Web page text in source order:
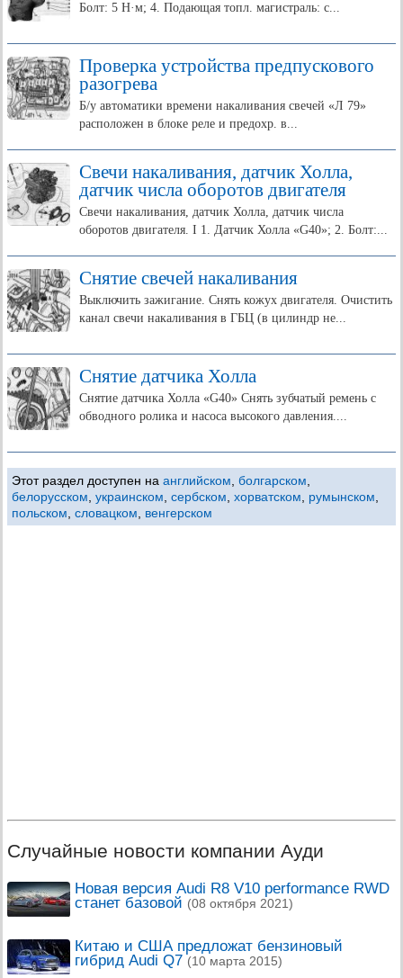
Болт: 5 Н·м; 4. Подающая топл. магистраль: с...
Проверка устройства предпускового
разогрева
Б/у автоматики времени накаливания свечей «Л 79»
расположен в блоке реле и предохр. в...
Свечи накаливания, датчик Холла,
датчик числа оборотов двигателя
Свечи накаливания, датчик Холла, датчик числа
оборотов двигателя. I 1. Датчик Холла «G40»; 2. Болт:...
Снятие свечей накаливания
Выключить зажигание. Снять кожух двигателя. Очистить
канал свечи накаливания в ГБЦ (в цилиндр не...
Снятие датчика Холла
Снятие датчика Холла «G40» Снять зубчатый ремень с
обводного ролика и насоса высокого давления....
Этот раздел доступен на английском болгарском
белорусском украинском сербском хорватском румынском
польском словацком венгерском
Случайные новости компании Ауди
Новая версия Audi R8 V10 performance RWD
станет базовой (08 октября 2021)
Китаю и США предложат бензиновый
гибрид Audi Q7(10 марта 2015)